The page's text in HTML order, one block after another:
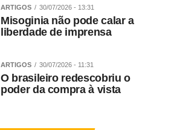
ARTIGOS 30/07/2026 - 13:31
Misoginia não pode calar a
liberdade de imprensa
ARTIGOS 30/07/2026 - 11:31
O brasileiro redescobriu o
poder da compra à vista